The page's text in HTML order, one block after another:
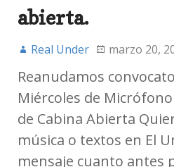
abierta.
Real Under marzo 20,
Reanudamos
Miércoles de
de Cabina Abierta
música o textos en El
mensaje cuanto antes